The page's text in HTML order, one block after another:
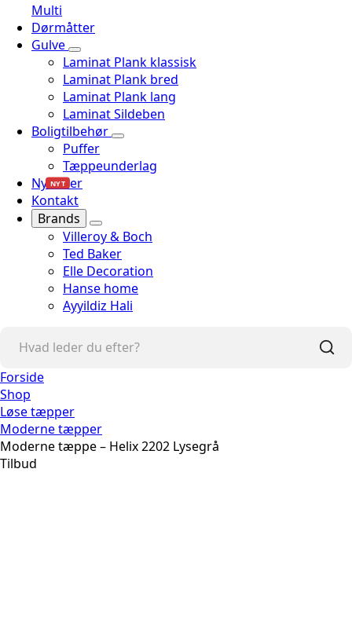
Multi
Dørmåtter
Gulve
Laminat Plank klassisk
Laminat Plank bred
Laminat Plank lang
Laminat Sildeben
Boligtilbehør
Puffer
Tæppeunderlag
Nyheder
NYT
Kontakt
Brands
Villeroy & Boch
Ted Baker
Elle Decoration
Hanse home
Ayyildiz Hali
Forside
Shop
Løse tæpper
Moderne tæpper
Moderne tæppe – Helix 2202 Lysegrå
Tilbud